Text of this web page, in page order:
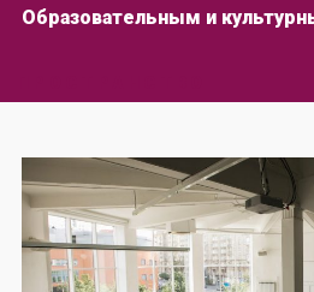
Образовательным и